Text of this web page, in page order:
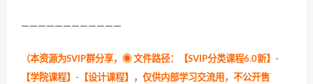
————————————
（本资源为SVIP群分享， ◉ 文件路径：【SVIP分类课程6.0新】-
【学院课程】-【设计课程】，仅供内部学习交流用，不公开售